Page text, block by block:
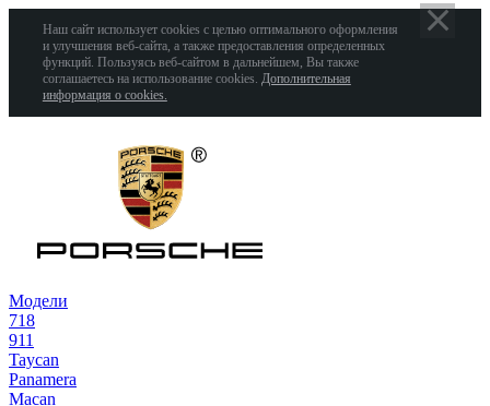
Наш сайт использует cookies с целью оптимального оформления
и улучшения веб-сайта, а также предоставления определенных
функций. Пользуясь веб-сайтом в дальнейшем, Вы также
соглашаетесь на использование cookies. Дополнительная
информация о cookies.
Модели
718
911
Taycan
Panamera
Macan